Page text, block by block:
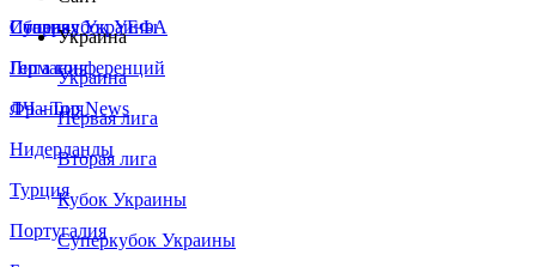
Сборная Украины
Италия
Германия
Франция
Нидерланды
Турция
Португалия
Суперкубок УЕФА
Лига конференций
ЛЧ - Top News
Украина
Украина
Первая лига
Вторая лига
Кубок Украины
Суперкубок Украины